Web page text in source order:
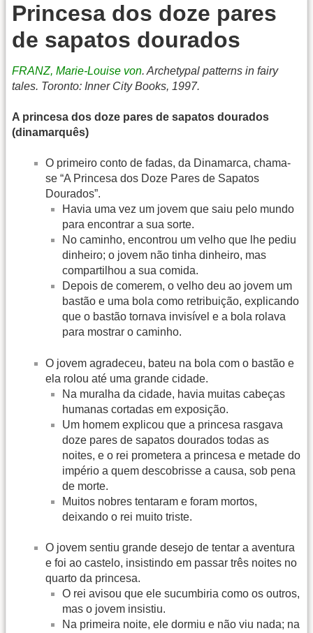
Princesa dos doze pares
de sapatos dourados
FRANZ, Marie-Louise von. Archetypal patterns in fairy
tales. Toronto: Inner City Books, 1997.
A princesa dos doze pares de sapatos dourados
(dinamarquês)
O primeiro conto de fadas, da Dinamarca, chama-
se “A Princesa dos Doze Pares de Sapatos
Dourados”.
Havia uma vez um jovem que saiu pelo mundo
para encontrar a sua sorte.
No caminho, encontrou um velho que lhe pediu
dinheiro; o jovem não tinha dinheiro, mas
compartilhou a sua comida.
Depois de comerem, o velho deu ao jovem um
bastão e uma bola como retribuição, explicando
que o bastão tornava invisível e a bola rolava
para mostrar o caminho.
O jovem agradeceu, bateu na bola com o bastão e
ela rolou até uma grande cidade.
Na muralha da cidade, havia muitas cabeças
humanas cortadas em exposição.
Um homem explicou que a princesa rasgava
doze pares de sapatos dourados todas as
noites, e o rei prometera a princesa e metade do
império a quem descobrisse a causa, sob pena
de morte.
Muitos nobres tentaram e foram mortos,
deixando o rei muito triste.
O jovem sentiu grande desejo de tentar a aventura
e foi ao castelo, insistindo em passar três noites no
quarto da princesa.
O rei avisou que ele sucumbiria como os outros,
mas o jovem insistiu.
Na primeira noite, ele dormiu e não viu nada; na